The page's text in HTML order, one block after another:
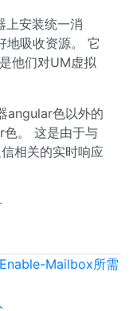
安装统一消
地吸收资源。 它
他们对UM虚拟
angular色以外的
。 这是由于与
相关的实时响应
Mailbox所需